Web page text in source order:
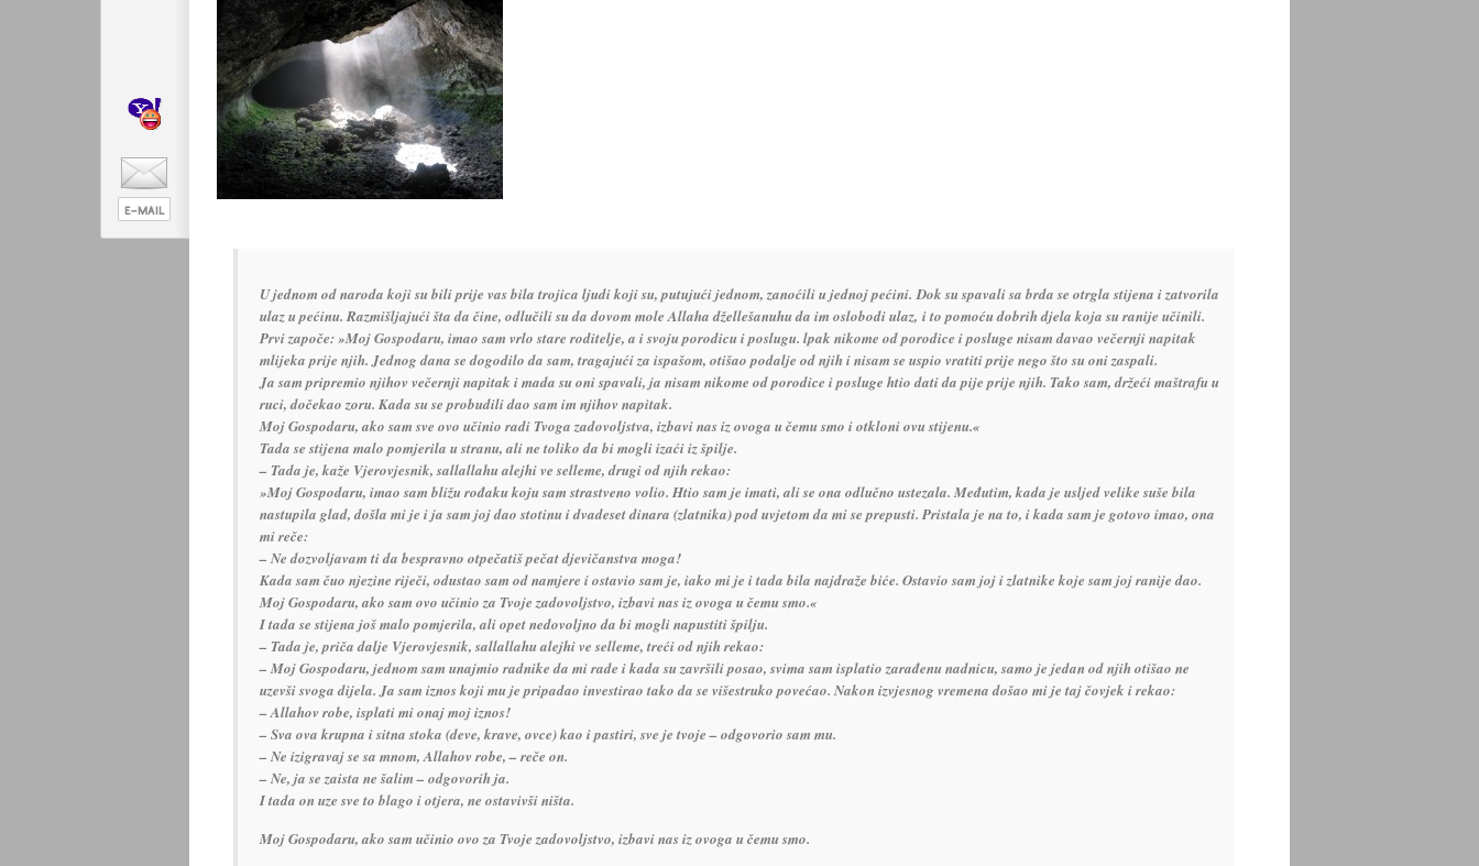
U jednom od naroda koji su bili prije vas bila trojica ljudi koji su, putujući jednom, zanoćili u jednoj pećini. Dok su spavali sa brda se otrgla stijena i zatvorila
ulaz u pećinu. Razmišljajući šta da čine, odlučili su da dovom mole Allaha džellešanuhu da im oslobodi ulaz, i to pomoću dobrih djela koja su ranije učinili.
Prvi započe: »Moj Gospodaru, imao sam vrlo stare roditelje, a i svoju porodicu i poslugu. lpak nikome od porodice i posluge nisam davao večernji napitak
mlijeka prije njih. Jednog dana se dogodilo da sam, tragajući za ispašom, otišao podalje od njih i nisam se uspio vratiti prije nego što su oni zaspali.
Ja sam pripremio njihov večernji napitak i mada su oni spavali, ja nisam nikome od porodice i posluge htio dati da pije prije njih. Tako sam, držeći maštrafu u
ruci, dočekao zoru. Kada su se probudili dao sam im njihov napitak.
Moj Gospodaru, ako sam sve ovo učinio radi Tvoga zadovoljstva, izbavi nas iz ovoga u čemu smo i otkloni ovu stijenu.«
Tada se stijena malo pomjerila u stranu, ali ne toliko da bi mogli izaći iz špilje.
– Tada je, kaže Vjerovjesnik, sallallahu alejhi ve selleme, drugi od njih rekao:
»Moj Gospodaru, imao sam bližu rođaku koju sam strastveno volio. Htio sam je imati, ali se ona odlučno ustezala. Međutim, kada je usljed velike suše bila
nastupila glad, došla mi je i ja sam joj dao stotinu i dvadeset dinara (zlatnika) pod uvjetom da mi se prepusti. Pristala je na to, i kada sam je gotovo imao, ona
mi reče:
– Ne dozvoljavam ti da bespravno otpečatiš pečat djevičanstva moga!
Kada sam čuo njezine riječi, odustao sam od namjere i ostavio sam je, iako mi je i tada bila najdraže biće. Ostavio sam joj i zlatnike koje sam joj ranije dao.
Moj Gospodaru, ako sam ovo učinio za Tvoje zadovoljstvo, izbavi nas iz ovoga u čemu smo.«
I tada se stijena još malo pomjerila, ali opet nedovoljno da bi mogli napustiti špilju.
– Tada je, priča dalje Vjerovjesnik, sallallahu alejhi ve selleme, treći od njih rekao:
– Moj Gospodaru, jednom sam unajmio radnike da mi rade i kada su završili posao, svima sam isplatio zarađenu nadnicu, samo je jedan od njih otišao ne
uzevši svoga dijela. Ja sam iznos koji mu je pripadao investirao tako da se višestruko povećao. Nakon izvjesnog vremena došao mi je taj čovjek i rekao:
– Allahov robe, isplati mi onaj moj iznos!
– Sva ova krupna i sitna stoka (deve, krave, ovce) kao i pastiri, sve je tvoje – odgovorio sam mu.
– Ne izigravaj se sa mnom, Allahov robe, – reče on.
– Ne, ja se zaista ne šalim – odgovorih ja.
I tada on uze sve to blago i otjera, ne ostavivši ništa.
Moj Gospodaru, ako sam učinio ovo za Tvoje zadovoljstvo, izbavi nas iz ovoga u čemu smo.